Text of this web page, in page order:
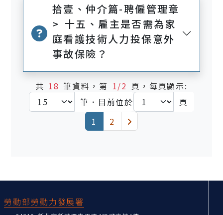
拾壹、仲介篇-聘僱管理章
> 十五、雇主是否需為家
庭看護技術人力投保意外
事故保險？
共 18筆資料，第 1/2 頁，每頁顯示:
筆．目前位於
頁
1
(current)
2 下一頁
勞動部勞動力發展署